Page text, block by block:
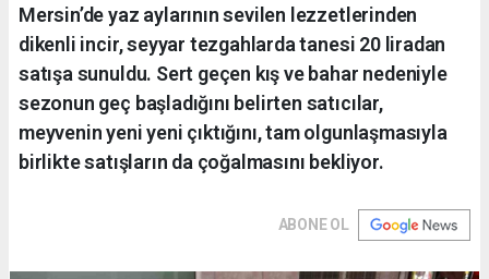
Mersin’de yaz aylarının sevilen lezzetlerinden
dikenli incir, seyyar tezgahlarda tanesi 20 liradan
satışa sunuldu. Sert geçen kış ve bahar nedeniyle
sezonun geç başladığını belirten satıcılar,
meyvenin yeni yeni çıktığını, tam olgunlaşmasıyla
birlikte satışların da çoğalmasını bekliyor.
ABONE OL